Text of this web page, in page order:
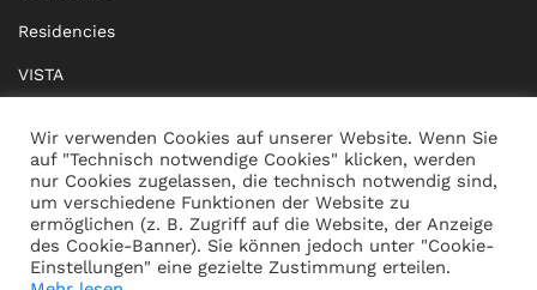
Residencies
VISTA
BRIDGE Network
Dokumente
Wir verwenden Cookies auf unserer Website. Wenn Sie
auf "Technisch notwendige Cookies" klicken, werden
nur Cookies zugelassen, die technisch notwendig sind,
um verschiedene Funktionen der Website zu
ermöglichen (z. B. Zugriff auf die Website, der Anzeige
des Cookie-Banner). Sie können jedoch unter "Cookie-
Einstellungen" eine gezielte Zustimmung erteilen.